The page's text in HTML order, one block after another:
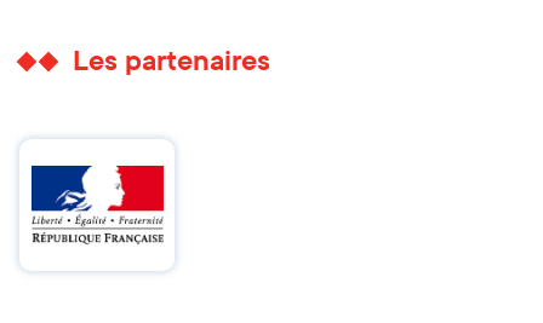
Les partenaires